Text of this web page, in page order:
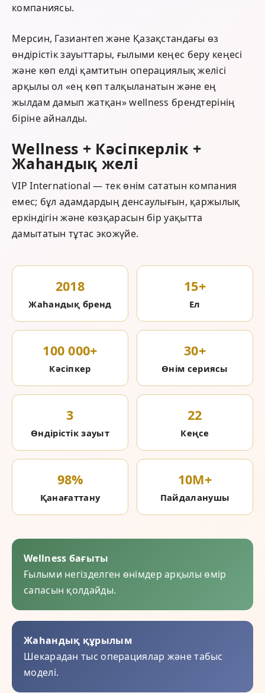
компаниясы.
Мерсин, Газиантеп және Қазақстандағы өз
өндірістік зауыттары, ғылыми кеңес беру кеңесі
және көп елді қамтитын операциялық желісі
арқылы ол «ең көп талқыланатын және ең
жылдам дамып жатқан» wellness брендтерінің
біріне айналды.
Wellness + Кәсіпкерлік +
Жаһандық желі
VIP International — тек өнім сататын компания
емес; бұл адамдардың денсаулығын, қаржылық
еркіндігін және көзқарасын бір уақытта
дамытатын тұтас экожүйе.
2018
Жаһандық бренд
15+
Ел
100 000+
Кәсіпкер
30+
Өнім сериясы
3
Өндірістік зауыт
22
Кеңсе
98%
Қанағаттану
10M+
Пайдаланушы
Wellness бағыты
Ғылыми негізделген өнімдер арқылы өмір
сапасын қолдайды.
Жаһандық құрылым
Шекарадан тыс операциялар және табыс
моделі.